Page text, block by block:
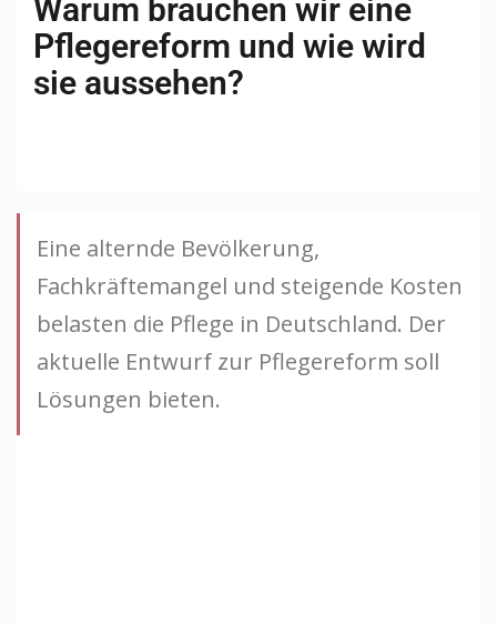
Warum brauchen wir eine
Pflegereform und wie wird
sie aussehen?
Eine alternde Bevölkerung,
Fachkräftemangel und steigende Kosten
belasten die Pflege in Deutschland. Der
aktuelle Entwurf zur Pflegereform soll
Lösungen bieten.